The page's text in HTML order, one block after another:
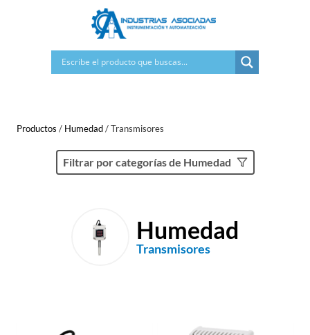
Productos / Humedad/Transmisores
Filtrar por categorías de Humedad
Humedad
Transmisores